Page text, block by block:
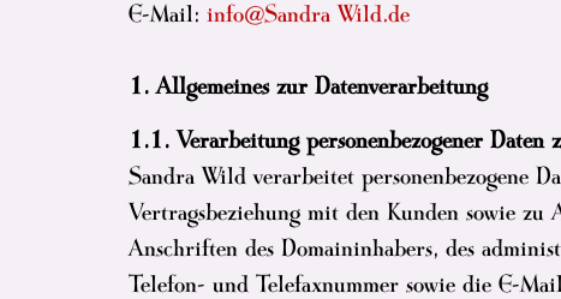
E-Mail: info@Sandra Wild.de
1. Allgemeines zur Datenverarbeitung
1.1. Verarbeitung personenbezogener Daten
Sandra Wild verarbeitet personenbezogene
Vertragsbeziehung mit den Kunden sowie
Anschriften des Domaininhabers, des
Telefon- und Telefaxnummer sowie die E-